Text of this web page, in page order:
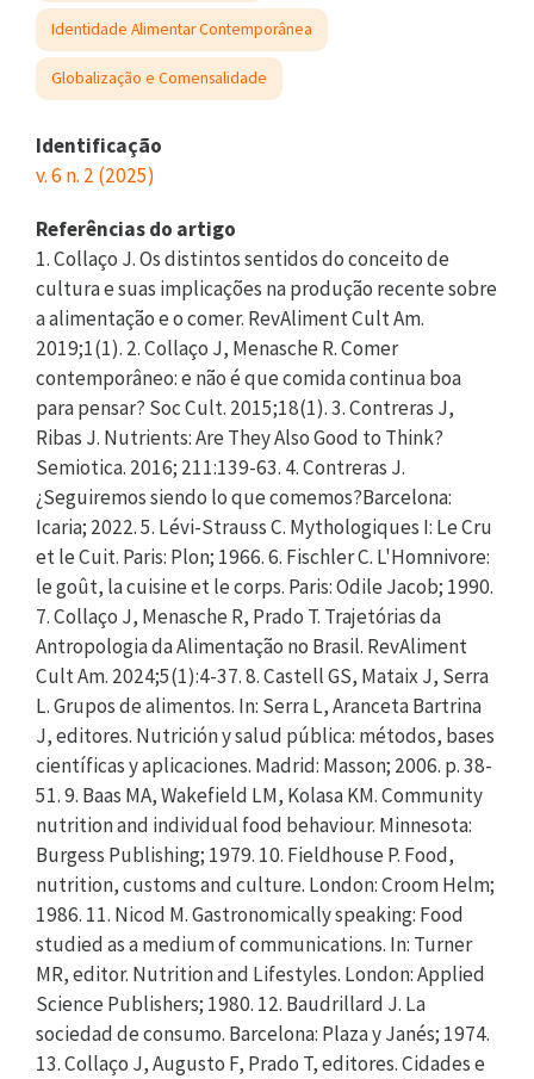
Identidade Alimentar Contemporânea
Globalização e Comensalidade
Identificação
v. 6 n. 2 (2025)
Referências do artigo
1. Collaço J. Os distintos sentidos do conceito de
cultura e suas implicações na produção recente sobre
a alimentação e o comer. RevAliment Cult Am.
2019;1(1). 2. Collaço J, Menasche R. Comer
contemporâneo: e não é que comida continua boa
para pensar? Soc Cult. 2015;18(1). 3. Contreras J,
Ribas J. Nutrients: Are They Also Good to Think?
Semiotica. 2016; 211:139-63. 4. Contreras J.
¿Seguiremos siendo lo que comemos?Barcelona:
Icaria; 2022. 5. Lévi-Strauss C. Mythologiques I: Le Cru
et le Cuit. Paris: Plon; 1966. 6. Fischler C. L'Homnivore:
le goût, la cuisine et le corps. Paris: Odile Jacob; 1990.
7. Collaço J, Menasche R, Prado T. Trajetórias da
Antropologia da Alimentação no Brasil. RevAliment
Cult Am. 2024;5(1):4-37. 8. Castell GS, Mataix J, Serra
L. Grupos de alimentos. In: Serra L, Aranceta Bartrina
J, editores. Nutrición y salud pública: métodos, bases
científicas y aplicaciones. Madrid: Masson; 2006. p. 38-
51. 9. Baas MA, Wakefield LM, Kolasa KM. Community
nutrition and individual food behaviour. Minnesota:
Burgess Publishing; 1979. 10. Fieldhouse P. Food,
nutrition, customs and culture. London: Croom Helm;
1986. 11. Nicod M. Gastronomically speaking: Food
studied as a medium of communications. In: Turner
MR, editor. Nutrition and Lifestyles. London: Applied
Science Publishers; 1980. 12. Baudrillard J. La
sociedad de consumo. Barcelona: Plaza y Janés; 1974.
13. Collaço J, Augusto F, Prado T, editores. Cidades e